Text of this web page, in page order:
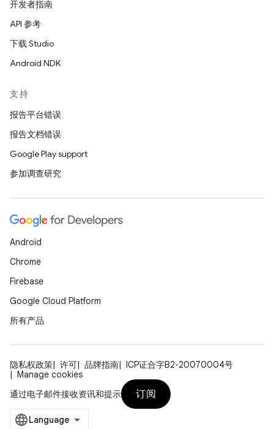
开发者指南
API 参考
下载 Studio
Android NDK
支持
报告平台错误
报告文档错误
Google Play support
参加调查研究
Android
Chrome
Firebase
Google Cloud Platform
所有产品
隐私权政策 许可 品牌指南
ICP证合字B2-20070004号
Manage cookies
通过电子邮件接收资讯和提示
订阅